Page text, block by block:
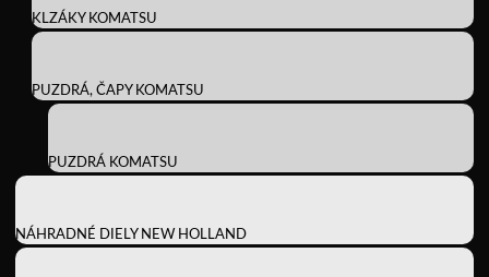
KLZÁKY KOMATSU
PUZDRÁ, ČAPY KOMATSU
PUZDRÁ KOMATSU
NÁHRADNÉ DIELY NEW HOLLAND